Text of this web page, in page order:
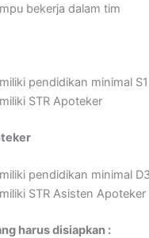
bekerja dalam tim
pendidikan minimal
STR Apoteker
pendidikan minimal
STR Asisten Apoteker
harus disiapkan :